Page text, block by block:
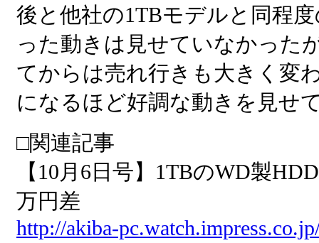
後と他社の1TBモデルと同程
った動きは見せていなかった
てからは売れ行きも大きく変
になるほど好調な動きを見せ
□関連記事
【10月6日号】1TBのWD製
万円差
http://akiba-